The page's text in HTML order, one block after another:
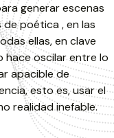
generar escenas
poética , en las
ellas, en clave
hace oscilar entre lo
apacible de
esto es, usar el
realidad inefable.